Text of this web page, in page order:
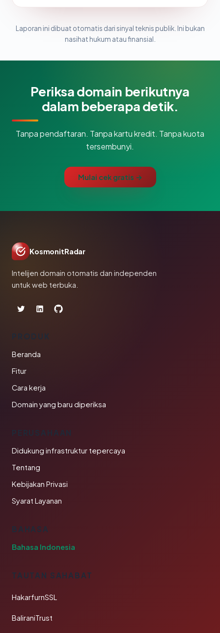
Laporan ini dibuat otomatis dari sinyal teknis publik. Ini bukan
nasihat hukum atau finansial.
Periksa domain berikutnya
dalam beberapa detik.
Tanpa pendaftaran. Tanpa kartu kredit. Tanpa kuota
tersembunyi.
Mulai cek gratis →
KosmonitRadar
Intelijen domain otomatis dan independen
untuk web terbuka.
PRODUK
Beranda
Fitur
Cara kerja
Domain yang baru diperiksa
PERUSAHAAN
Didukung infrastruktur tepercaya
Tentang
Kebijakan Privasi
Syarat Layanan
BAHASA
Bahasa Indonesia
TAUTAN SAHABAT
HakarfurnSSL
BaliraniTrust